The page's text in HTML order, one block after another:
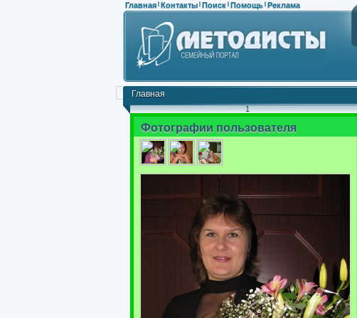
Главная | Контакты | Поиск | Помощь | Реклама
Главная
1
Фотографии пользователя